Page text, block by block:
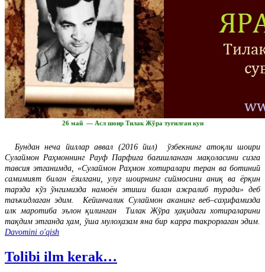
26 май — Асл шоир Тилак Жўра туғилган кун
Бундан неча йиллар аввал (2016 йил) ўзбекнинг атоқли шоири
Сулаймон Раҳмоннинг Рауф Парфига бағишланган мақоласини сизга
тавсия этганимда, «Сулаймон Раҳмон хотиралари теран ва ботиний
самимият билан ёзилгани, улуғ шоирнинг сиймосини аниқ ва ёрқин
тарзда кўз ўнгимизда намоён этиши билан ажралиб туради» деб
таъкидлаган эдим. Кейинчалик Сулаймон аканинг веб–саҳифамизда
илк маротиба эълон қилинган Тилак Жўра ҳақидаги хотираларини
тақдим этганда ҳам, ўша мулоҳазам яна бир карра такрорлаган эдим.
Davomini o'qish
Tolibi ilm kerak…